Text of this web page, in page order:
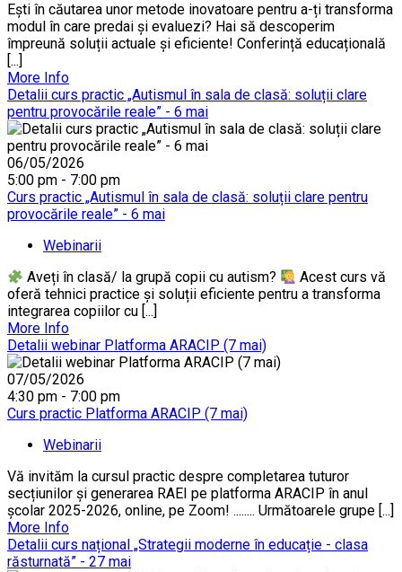
Ești în căutarea unor metode inovatoare pentru a-ți transforma
modul în care predai și evaluezi? Hai să descoperim
împreună soluții actuale și eficiente! Conferință educațională
[...]
More Info
Detalii curs practic „Autismul în sala de clasă: soluții clare
pentru provocările reale” - 6 mai
06/05/2026
5:00 pm - 7:00 pm
Curs practic „Autismul în sala de clasă: soluții clare pentru
provocările reale” - 6 mai
Webinarii
Aveți în clasă/ la grupă copii cu autism?
Acest curs vă
oferă tehnici practice și soluții eficiente pentru a transforma
integrarea copiilor cu [...]
More Info
Detalii webinar Platforma ARACIP (7 mai)
07/05/2026
4:30 pm - 7:00 pm
Curs practic Platforma ARACIP (7 mai)
Webinarii
Vă invităm la cursul practic despre completarea tuturor
secțiunilor și generarea RAEI pe platforma ARACIP în anul
școlar 2025-2026, online, pe Zoom! ........ Următoarele grupe [...]
More Info
Detalii curs național „Strategii moderne în educație - clasa
răsturnată” - 27 mai